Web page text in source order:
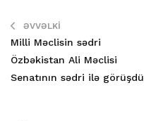
ƏVVƏLKI
Milli Məclisin sədri
Özbəkistan Ali Məclisi
Senatının sədri ilə görüşdü